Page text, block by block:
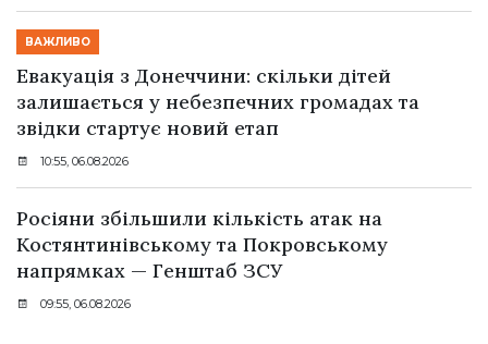
ВАЖЛИВО
Евакуація з Донеччини: скільки дітей
залишається у небезпечних громадах та
звідки стартує новий етап
10:55, 06.08.2026
Росіяни збільшили кількість атак на
Костянтинівському та Покровському
напрямках — Генштаб ЗСУ
09:55, 06.08.2026